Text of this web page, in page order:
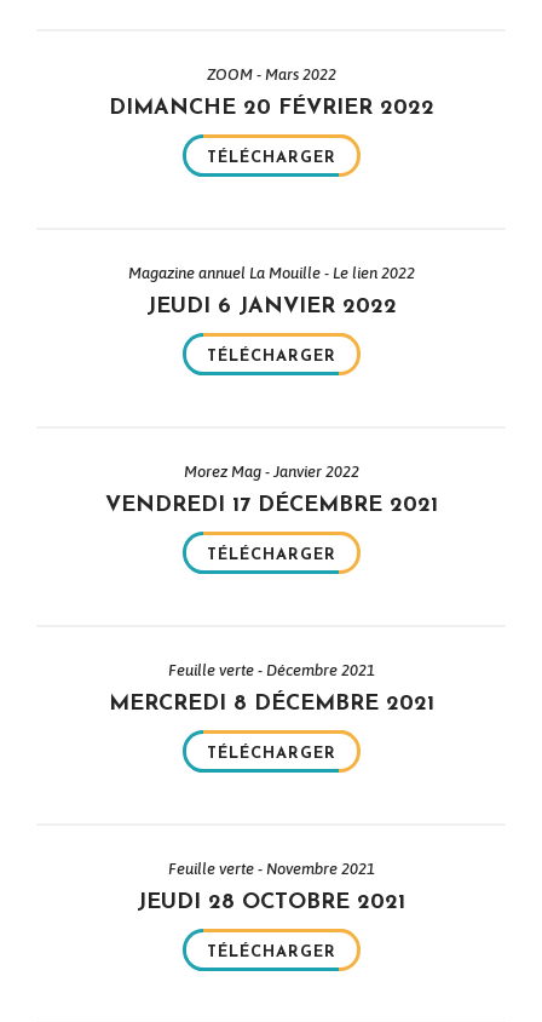
ZOOM - Mars 2022
DIMANCHE 20 FÉVRIER 2022
TÉLÉCHARGER
Magazine annuel La Mouille - Le lien 2022
JEUDI 6 JANVIER 2022
TÉLÉCHARGER
Morez Mag - Janvier 2022
VENDREDI 17 DÉCEMBRE 2021
TÉLÉCHARGER
Feuille verte - Décembre 2021
MERCREDI 8 DÉCEMBRE 2021
TÉLÉCHARGER
Feuille verte - Novembre 2021
JEUDI 28 OCTOBRE 2021
TÉLÉCHARGER